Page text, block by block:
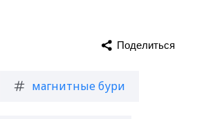
магнитные бури
Поделиться